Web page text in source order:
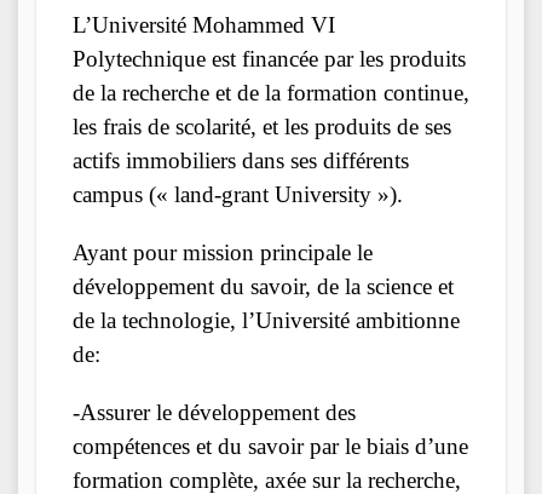
L’Université Mohammed VI
Polytechnique est financée par les produits
de la recherche et de la formation continue,
les frais de scolarité, et les produits de ses
actifs immobiliers dans ses différents
campus (« land-grant University »).
Ayant pour mission principale le
développement du savoir, de la science et
de la technologie, l’Université ambitionne
de:
-Assurer le développement des
compétences et du savoir par le biais d’une
formation complète, axée sur la recherche,